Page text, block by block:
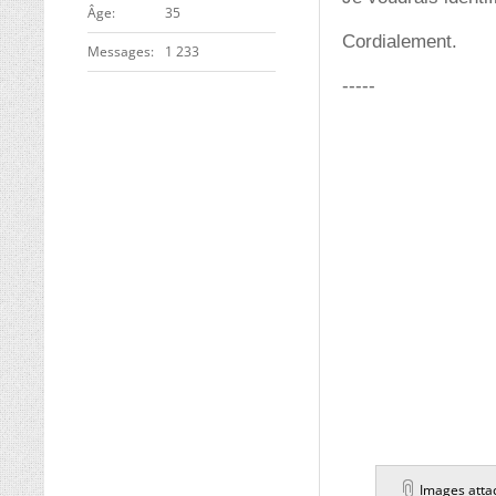
ge 35
Messages 1 233 Cordialement.
-----
Images